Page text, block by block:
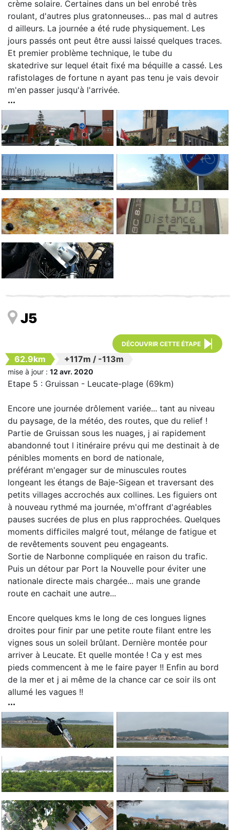
crème solaire. Certaines dans un bel enrobé très
roulant, d'autres plus gratonneuses... pas mal d autres
d ailleurs. La journée a été rude physiquement. Les
jours passés ont peut être aussi laissé quelques traces.
Et premier problème technique, le tube du
skatedrive sur lequel était fixé ma béquille a cassé. Les
rafistolages de fortune n ayant pas tenu je vais devoir
m'en passer jusqu'à l'arrivée.
J5
DÉCOUVRIR CETTE ÉTAPE
62.9km +117m / -113m
mise à jour : 12 avr. 2020
Etape 5 : Gruissan - Leucate-plage (69km)
Encore une journée drôlement variée... tant au niveau
du paysage, de la météo, des routes, que du relief !
Partie de Gruissan sous les nuages, j ai rapidement
abandonné tout l itinéraire prévu qui me destinait à de
pénibles moments en bord de nationale,
préférant m'engager sur de minuscules routes
longeant les étangs de Baje-Sigean et traversant des
petits villages accrochés aux collines. Les figuiers ont
à nouveau rythmé ma journée, m'offrant d'agréables
pauses sucrées de plus en plus rapprochées. Quelques
moments difficiles malgré tout, mélange de fatigue et
de revêtements souvent peu engageants.
Sortie de Narbonne compliquée en raison du trafic.
Puis un détour par Port la Nouvelle pour éviter une
nationale directe mais chargée... mais une grande
route en cachait une autre...
Encore quelques kms le long de ces longues lignes
droites pour finir par une petite route filant entre les
vignes sous un soleil brûlant. Dernière montée pour
arriver à Leucate. Et quelle montée ! Ca y est mes
pieds commencent à me le faire payer !! Enfin au bord
de la mer et j ai même de la chance car ce soir ils ont
allumé les vagues !!